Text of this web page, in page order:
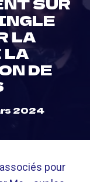
LA
LA
DE
2024
pour